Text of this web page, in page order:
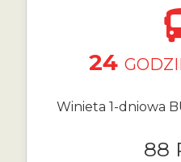
24
Winieta 1-dniowa
88